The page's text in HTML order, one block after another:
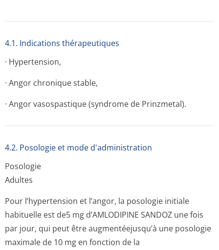
4.1. Indications thérapeutiques
· Hypertension,
· Angor chronique stable,
· Angor vasospastique (syndrome de Prinzmetal).
4.2. Posologie et mode d'administration
Posologie
Adultes
Pour l’hypertension et l’angor, la posologie initiale
habituelle est de5 mg d’AMLODIPINE SANDOZ une fois
par jour, qui peut être augmentéejusqu’à une posologie
maximale de 10 mg en fonction de la